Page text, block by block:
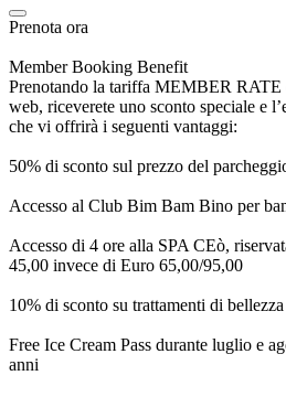
Prenota ora
Member Booking Benefit
Prenotando la tariffa MEMBER RATE
web, riceverete uno sconto speciale e
che vi offrirà i seguenti vantaggi:
50% di sconto sul prezzo del
Accesso al Club Bim Bam Bino per
Accesso di 4 ore alla SPA CEò,
45,00 invece di Euro 65,00/95,00
10% di sconto su trattamenti di bellezza
Free Ice Cream Pass durante luglio e
anni